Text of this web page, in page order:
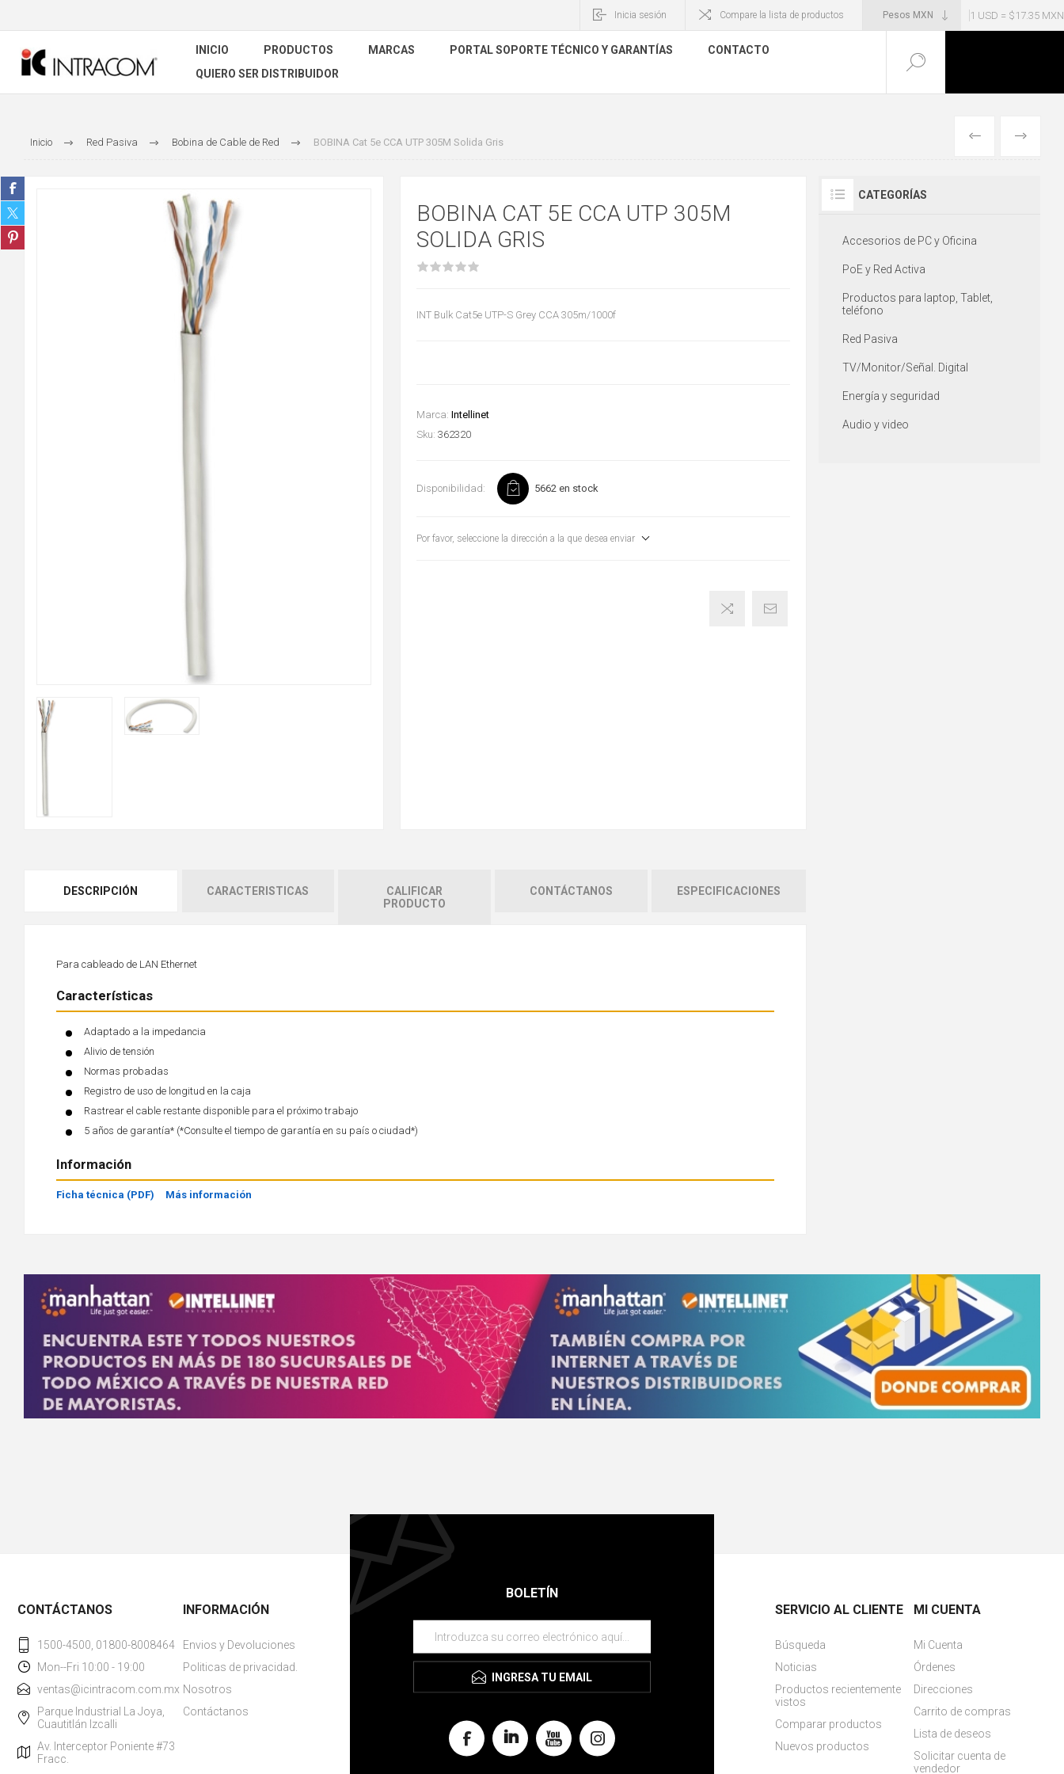
1 USD = $17.35 MXN
Inicia sesión Compare la lista de productos
INICIO PRODUCTOS MARCAS PORTAL SOPORTE TÉCNICO Y GARANTÍAS
CONTACTO
QUIERO SER DISTRIBUIDOR
Inicio Red Pasiva Bobina de Cable de Red BOBINA Cat 5e CCA UTP 305M Solida Gris ANTERIOR
BOBINA CAT 5E CCA UTP 305M
SOLIDA GRIS
INT Bulk Cat5e UTP-S Grey CCA 305m/1000f
Marca: Intellinet
Sku: 362320
Disponibilidad: 5662 en stock
Por favor, seleccione la dirección a la que desea enviar
DESCRIPCIÓN CARACTERISTICAS
CALIFICAR
PRODUCTO
CONTÁCTANOS ESPECIFICACIONES
Para cableado de LAN Ethernet
Características
Adaptado a la impedancia
Alivio de tensión
Normas probadas
Registro de uso de longitud en la caja
Rastrear el cable restante disponible para el próximo trabajo
5 años de garantía* (*Consulte el tiempo de garantía en su país o ciudad*)
Información
Ficha técnica (PDF) Más información
CATEGORÍAS
Accesorios de PC y Oficina
PoE y Red Activa
Productos para laptop, Tablet,
teléfono
Red Pasiva
TV/Monitor/Señal. Digital
Energía y seguridad
Audio y video
BOLETÍN
INGRESA TU EMAIL
CONTÁCTANOS
1500-4500, 01800-8008464
Mon--Fri 10:00 - 19:00
ventas@icintracom.com.mx
Parque Industrial La Joya,
Cuautitlán Izcalli
Av. Interceptor Poniente #73
Fracc.
INFORMACIÓN
Envios y Devoluciones
Politicas de privacidad.
Nosotros
Contáctanos
SERVICIO AL CLIENTE
Búsqueda
Noticias
Productos recientemente
vistos
Comparar productos
Nuevos productos
MI CUENTA
Mi Cuenta
Órdenes
Direcciones
Carrito de compras
Lista de deseos
Solicitar cuenta de
vendedor